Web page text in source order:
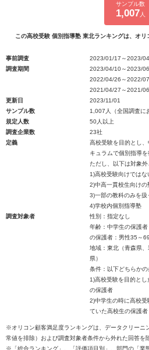
サンプル数
1,007 人
この高校受験 個別指導塾 東北ランキングは、オリ
事前調査
2023/01/17～2023/
調査期間
2023/04/10～2023/
2022/04/26～2022/
2021/04/27～2021/
更新日
2023/11/01
サンプル数
1,007人（全国調査に
規定人数
50人以上
調査企業数
23社
定義
高校受験を目的とし
キュラムで個別指導
ただし、以下は対象外
1)高校受験向けではな
2)中高一貫校生向けの
3)一部の教科のみを扱
4)学校内個別指導塾
調査対象者
性別：指定なし
年齢：中学生の保護
の保護者：男性35～
地域：東北（青森県
県）
条件：以下どちらかの
1)高校受験を目的と
の保護者
2)中学生の時に高校受
ていた高校生の保護者
※オリコン顧客満足度ランキングは、データクリーニ
常値を排除）および調査対象者条件から外れた回答を
※「総合ランキング」、「評価項目別」、部門の「業